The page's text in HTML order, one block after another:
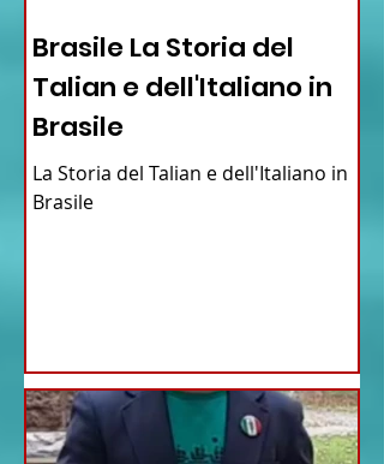
Brasile La Storia del
Talian e dell'Italiano in
Brasile
La Storia del Talian e dell'Italiano in
Brasile